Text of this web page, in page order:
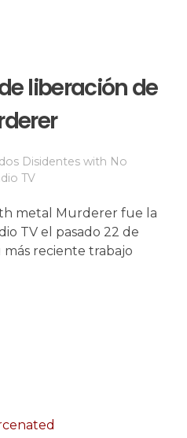
liberación de
Disidentes with No
TV
metal Murderer fue la
TV el pasado 22 de
reciente trabajo